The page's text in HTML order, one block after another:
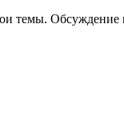
темы.